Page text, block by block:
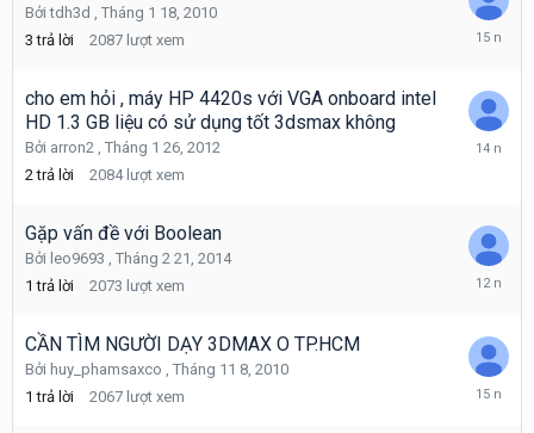
Bởitdh3d , Tháng 1 18, 2010
3 trả lời 2087 lượt xem
Tháng
2010
cho em hỏi , máy HP 4420s với VGA onboard intel
HD 1.3 GB liệu có sử dụng tốt 3dsmax không
Bởi arron2 , Tháng 1 26, 2012
2 trả lời 2084 lượt xem
Tháng
Gặp vấn đề với Boolean
Bởi leo9693 , Tháng 2 21, 2014
1 trả lời 2073 lượt xem
Tháng
2014
CẦN TÌM NGƯỜI DẠY 3DMAX O TP.HCM
Bởi huy_phamsaxco , Tháng 11 8, 2010
1 trả lời 2067 lượt xem
Tháng